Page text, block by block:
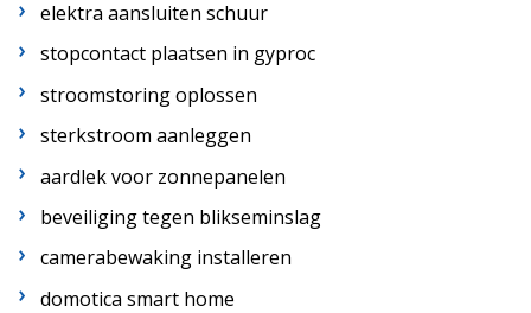
elektra aansluiten schuur
stopcontact plaatsen in gyproc
stroomstoring oplossen
sterkstroom aanleggen
aardlek voor zonnepanelen
beveiliging tegen blikseminslag
camerabewaking installeren
domotica smart home